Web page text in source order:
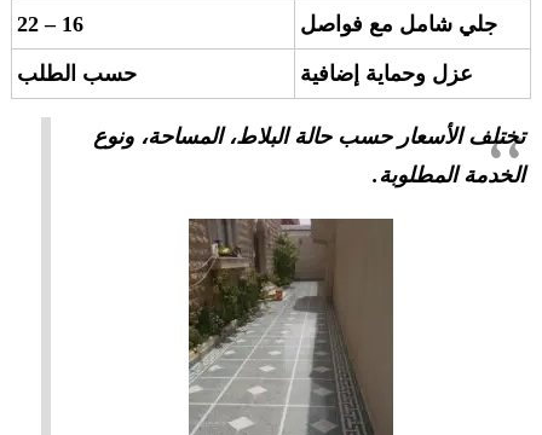
جلي شامل مع فواصل 16 – 22
عزل وحماية إضافية حسب الطلب
تختلف الأسعار حسب حالة البلاط، المساحة، ونوع
الخدمة المطلوبة.